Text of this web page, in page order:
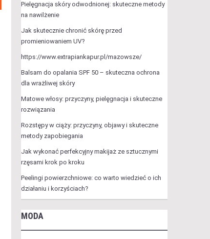
Pielęgnacja skóry odwodnionej: skuteczne metody
na nawilżenie
Jak skutecznie chronić skórę przed
promieniowaniem UV?
https://www.extrapiankapur.pl/mazowsze/
Balsam do opalania SPF 50 – skuteczna ochrona
dla wrażliwej skóry
Matowe włosy: przyczyny, pielęgnacja i skuteczne
rozwiązania
Rozstępy w ciąży: przyczyny, objawy i skuteczne
metody zapobiegania
Jak wykonać perfekcyjny makijaż ze sztucznymi
rzęsami krok po kroku
Peelingi powierzchniowe: co warto wiedzieć o ich
działaniu i korzyściach?
MODA